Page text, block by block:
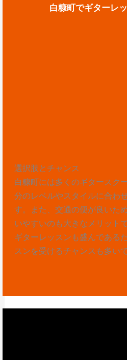
白糠町でギターレ
選択肢とチャンス
白糠町には多くのギタースク
分のレベルやスタイルに合わ
す。また、交通の便が良いた
いやすいのも大きなメリット
ギターレッスンも盛んである
スンを受けるチャンスも多いで